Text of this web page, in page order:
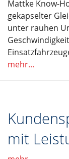
Mattke Know-
gekapselter
unter rauhen
mehr...
mit